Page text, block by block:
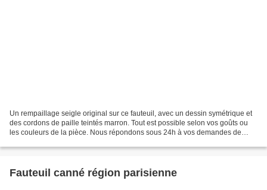
Un rempaillage seigle original sur ce fauteuil, avec un dessin symétrique et
des cordons de paille teintés marron. Tout est possible selon vos goûts ou
les couleurs de la pièce. Nous répondons sous 24h à vos demandes de
Fauteuil canné région parisienne